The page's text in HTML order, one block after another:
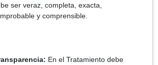
ser veraz, completa, exacta,
y comprensible.
En el Tratamiento debe